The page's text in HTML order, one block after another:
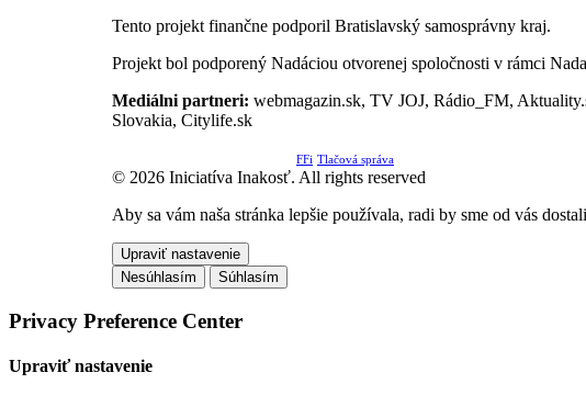
Tento projekt finančne podporil Bratislavský samosprávny kraj.
Projekt bol podporený Nadáciou otvorenej spoločnosti v rámci
Mediálni partneri: webmagazin.sk, TV JOJ, Rádio_FM,
Slovakia, Citylife.sk
FFi Tlačová správa
© 2026 Iniciatíva Inakosť. All rights reserved
Aby sa vám naša stránka lepšie používala, radi by sme od vás
Upraviť nastavenie
Nesúhlasím
Súhlasím
Privacy Preference Center
Upraviť nastavenie